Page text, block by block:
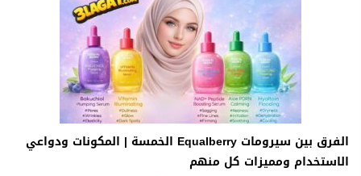
الفرق بين سيرومات Equalberry الخمسة | المكونات ودواعي
الاستخدام ومميزات كل منهم